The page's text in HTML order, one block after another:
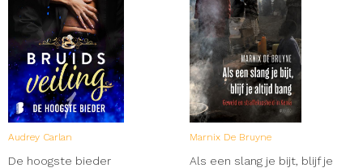
Audrey Carlan
De hoogste bieder
Marnix De Bruyne
Als een slang je bijt, blijf je